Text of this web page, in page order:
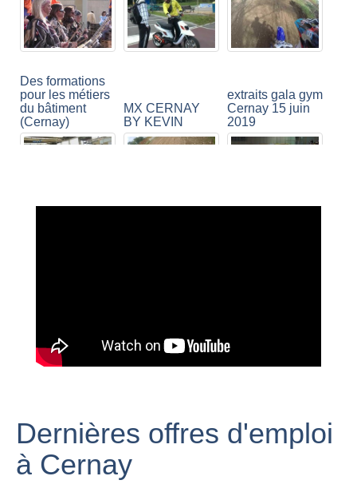
Des formations
pour les métiers
du bâtiment
(Cernay)
MX CERNAY
BY KEVIN
extraits gala gym
Cernay 15 juin
2019
Sarkozy sur les
Carnaval de
Dernières offres d'emploi
à Cernay